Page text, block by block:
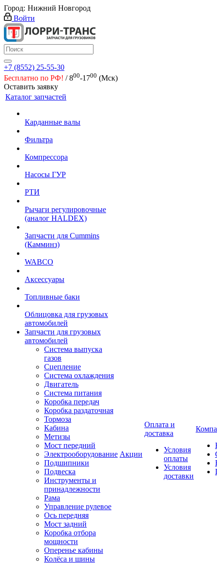
Город: Нижний Новгород
Войти
+7 (8552) 25-55-30
Бесплатно по РФ! / 800-1700 (Мск)
Оставить заявку
Каталог запчастей
Карданные валы
Фильтра
Компрессора
Насосы ГУР
РТИ
Рычаги регулировочные
(аналог HALDEX)
Запчасти для Cummins
(Камминз)
WABCO
Аксессуары
Топливные баки
Облицовка для грузовых
автомобилей
Запчасти для грузовых
автомобилей
Система выпуска
газов
Сцепление
Система охлаждения
Двигатель
Система питания
Коробка передач
Коробка раздаточная
Тормоза
Кабина
Метизы
Мост передний
Электрооборудование
Подшипники
Подвеска
Инструменты и
принадлежности
Рама
Управление рулевое
Ось передняя
Мост задний
Коробка отбора
мощности
Оперенье кабины
Колёса и шины
Акции
Оплата и
доставка
Условия
оплаты
Условия
доставки